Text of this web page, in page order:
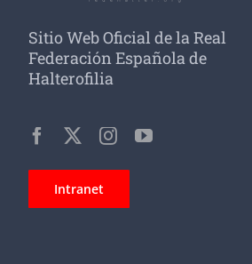
Sitio Web Oficial de la Real
Federación Española de
Halterofilia
Intranet